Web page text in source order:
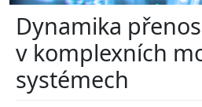
Dynamika
v komplexních
systémech